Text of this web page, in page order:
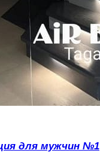
для мужчин №1